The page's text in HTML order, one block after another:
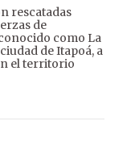
rescatadas
de
como La
de Itapoá, a
el territorio